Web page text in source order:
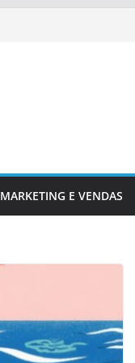
MARKETING E VENDAS